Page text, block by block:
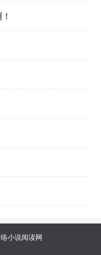
小说阅读网